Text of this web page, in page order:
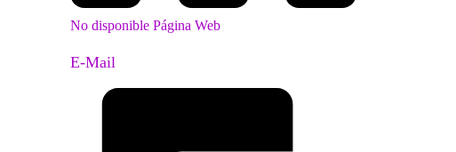
No disponible Página Web
E-Mail